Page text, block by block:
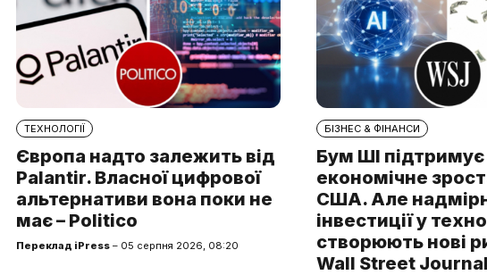
ТЕХНОЛОГІЇ
Європа надто залежить від
Palantir. Власної цифрової
альтернативи вона поки не
має – Politico
Переклад iPress – 05 серпня 2026, 08:20
БІЗНЕС & ФІНАНСИ
Бум ШІ підтримує
економічне
США. Але
інвестиції у
створюють нові
Wall Street Journal